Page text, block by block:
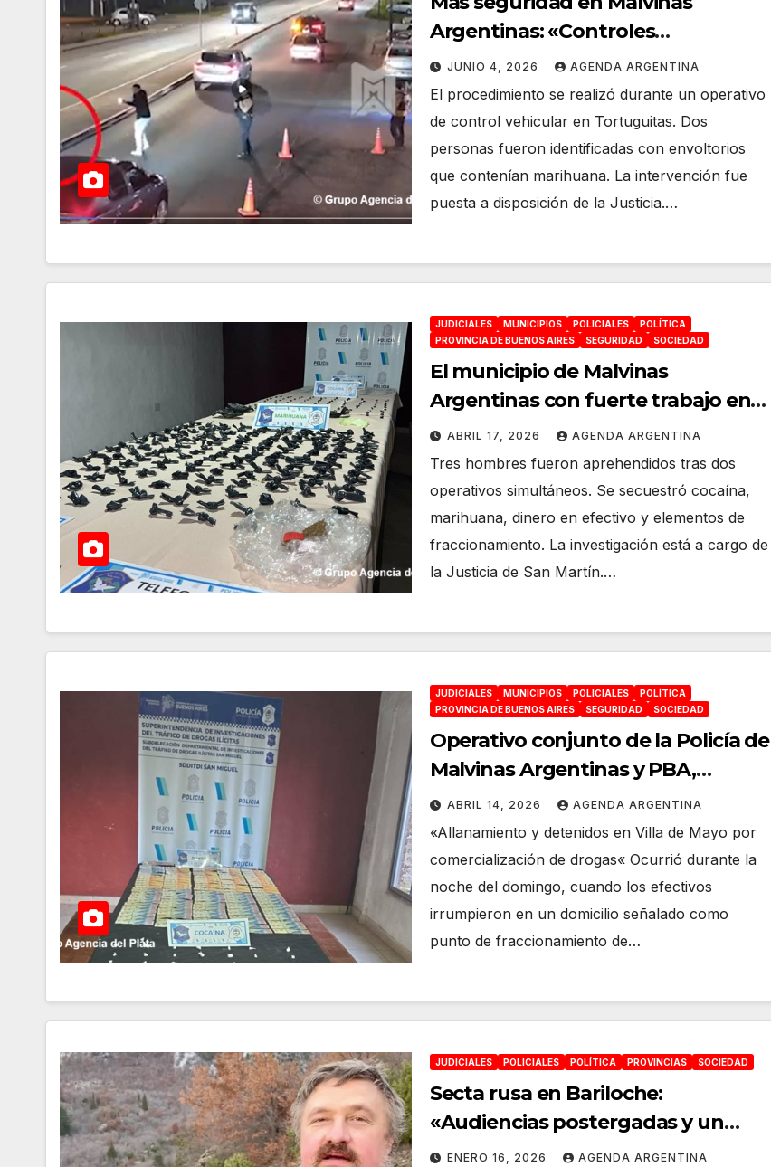
Argentinas: «Controles
preventivos permitieron detectar a
dos personas que portaban
estupefacientes»
JUNIO 4, 2026 AGENDA ARGENTINA
El procedimiento se realizó durante un operativo
de control vehicular en Tortuguitas. Dos
personas fueron identificadas con envoltorios
que contenían marihuana. La intervención fue
puesta a disposición de la Justicia.…
JUDICIALES MUNICIPIOS POLICIALES
POLÍTICA
PROVINCIA DE BUENOS AIRES
SEGURIDAD SOCIEDAD
El municipio de Malvinas
Argentinas con fuerte trabajo en
seguridad: «Allanamientos en
Tortuguitas, secuestro de drogas y
detención de tres personas»
ABRIL 17, 2026 AGENDA ARGENTINA
Tres hombres fueron aprehendidos tras dos
operativos simultáneos. Se secuestró cocaína,
marihuana, dinero en efectivo y elementos de
fraccionamiento. La investigación está a cargo de
la Justicia de San Martín.…
JUDICIALES MUNICIPIOS POLICIALES
POLÍTICA
PROVINCIA DE BUENOS AIRES
SEGURIDAD SOCIEDAD
Operativo conjunto de la Policía de
Malvinas Argentinas y PBA,
derribaron «un bunker de
fraccionamiento y
comercialización de drogas» en
Villa de Mayo
ABRIL 14, 2026 AGENDA ARGENTINA
«Allanamiento y detenidos en Villa de Mayo por
comercialización de drogas« Ocurrió durante la
noche del domingo, cuando los efectivos
irrumpieron en un domicilio señalado como
punto de fraccionamiento de…
JUDICIALES POLICIALES POLÍTICA PROVINCIAS SOCIEDAD
Secta rusa en Bariloche:
«Audiencias postergadas y un
testimonio clave que complica la
ENERO 16, 2026 AGENDA ARGENTINA